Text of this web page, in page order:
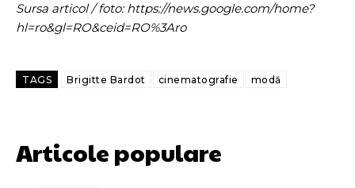
Sursa articol / foto: https://news.google.com/home?
hl=ro&gl=RO&ceid=RO%3Aro
TAGS Brigitte Bardot cinematografie modă
Articole populare